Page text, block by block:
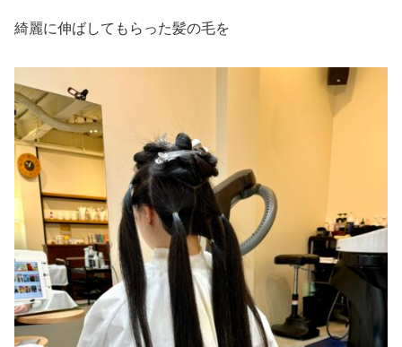
綺麗に伸ばしてもらった髪の毛を